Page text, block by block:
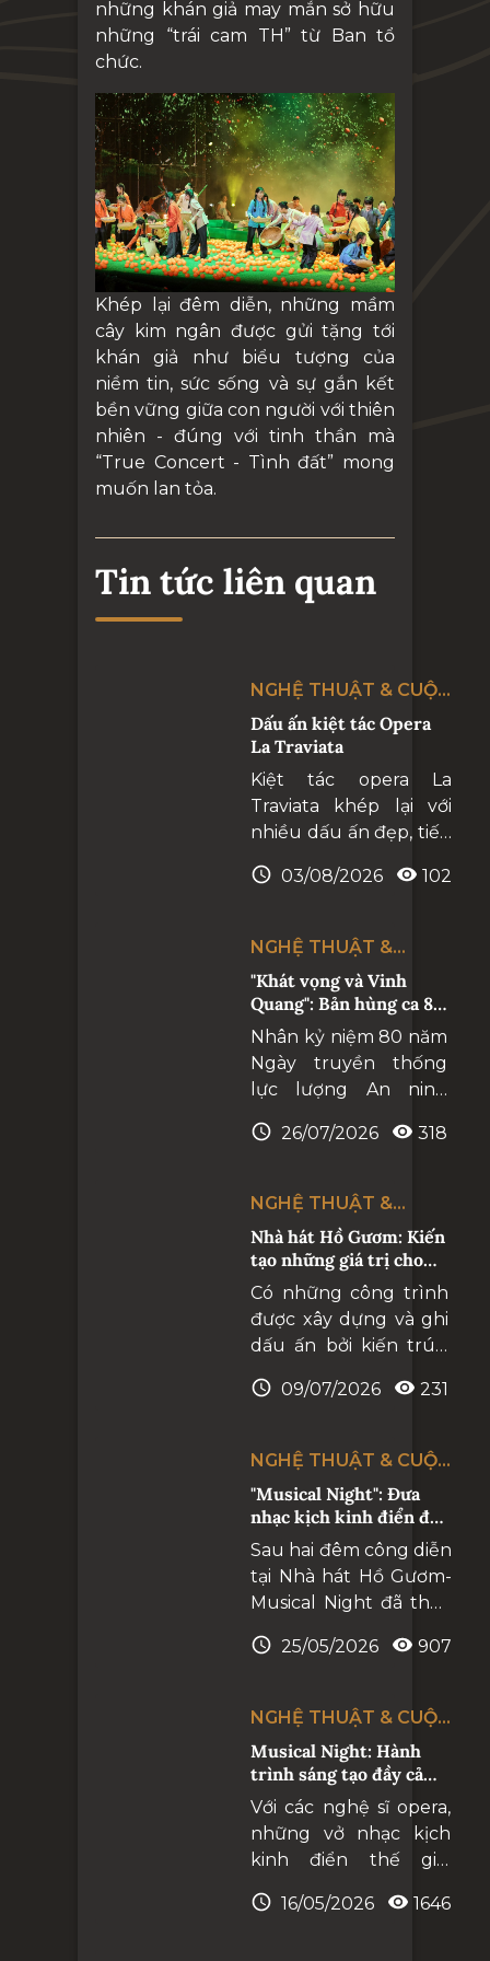
những khán giả may mắn sở hữu
những “trái cam TH” từ Ban tổ
chức.
Khép lại đêm diễn, những mầm
cây kim ngân được gửi tặng tới
khán giả như biểu tượng của
niềm tin, sức sống và sự gắn kết
bền vững giữa con người với thiên
nhiên - đúng với tinh thần mà
“True Concert - Tình đất” mong
muốn lan tỏa.
Tin tức liên quan
NGHỆ THUẬT & CUỘC
SỐNG
Dấu ấn kiệt tác Opera
La Traviata
Kiệt tác opera La
Traviata khép lại với
nhiều dấu ấn đẹp, tiếp
hát Hồ Gươm là điểm
chương trình nghệ
thuật hàn lâm đẳng
cấp quốc tế, góp phần
đưa các giá trị tinh hoa
của nghệ thuật thế
giới đến gần hơn với
công chúng Việt Nam.
03/08/2026 102
NGHỆ THUẬT &
CUỘC SỐNG
"Khát vọng và Vinh
Quang": Bản hùng ca 80
năm vẻ vang
Nhân kỷ niệm 80 năm
Ngày truyền thống
lực lượng An ninh
Ngày truyền thống
ngoại (12/7/1946 -
12/7/2026), tối
25/7/2026, Cục An
ninh đối ngoại và Cục
Công tác chính trị, Bộ
Công an tổ chức
chương trình nghệ
thuật “Khát vọng và
Vinh quang” tại Nhà
26/07/2026 318
NGHỆ THUẬT &
CUỘC SỐNG
Nhà hát Hồ Gươm: Kiến
tạo những giá trị cho
tương lai
Có những công trình
được xây dựng và ghi
dấu ấn bởi kiến trúc,
những công trình
một sứ mệnh dài lâu,
trở thành biểu tượng
cho khát vọng phát
triển của một quốc
gia. Nhà hát Hồ Gươm
ra đời mang một sứ
mệnh đặc biệt.
09/07/2026 231
NGHỆ THUẬT & CUỘC
SỐNG
"Musical Night": Đưa
nhạc kịch kinh điển đến
gần hơn với công chúng
Sau hai đêm công diễn
tại Nhà hát Hồ Gươm-
Musical Night đã thực
của khán giả, để lại dư
khoảnh khắc thăng
hoa giữa nghệ sĩ và
công chúng.
25/05/2026 907
NGHỆ THUẬT & CUỘC
SỐNG
Musical Night: Hành
trình sáng tạo đầy cảm
hứng của các nghệ sĩ
Với các nghệ sĩ opera,
những vở nhạc kịch
kinh điển thế giới
chí với những khán giả
16/05/2026 1646